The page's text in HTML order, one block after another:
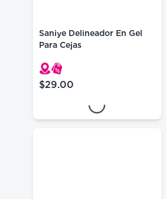
Saniye Delineador En Gel
Para Cejas
$29.00
precio actual $29.00